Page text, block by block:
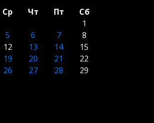
Ср Чт Пт
Сб
1
5 6 7
8
12 13 14
15
19 20 21
22
26 27 28
29